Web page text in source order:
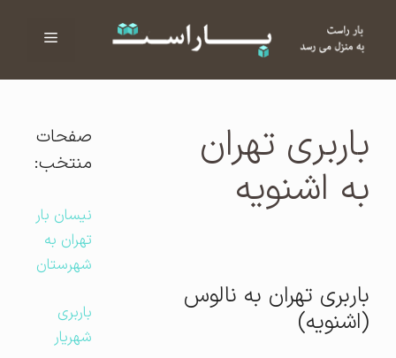
فهرست
باربری تهران
به اشنویه
باربری تهران به نالوس
(اشنویه)
صفحات
منتخب:
نیسان بار
تهران به
شهرستان
باربری
شهریار